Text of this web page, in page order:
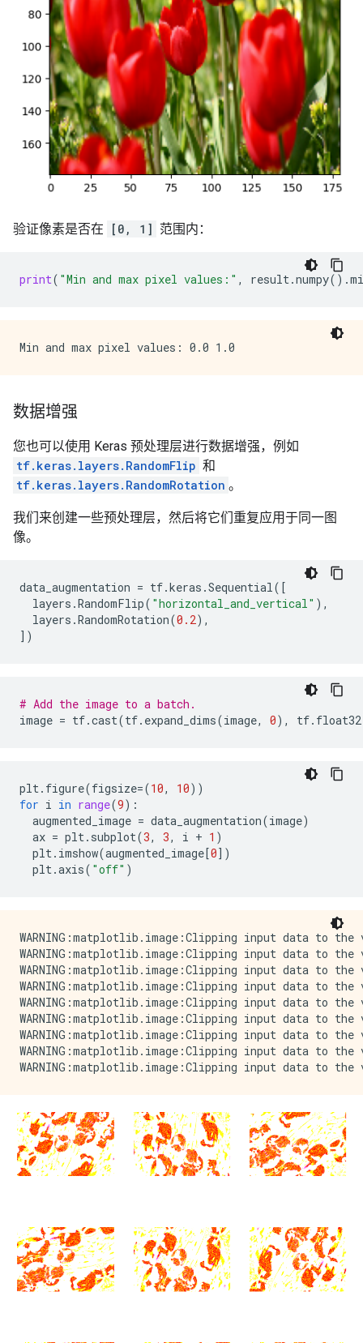
验证像素是否在 [0, 1] 范围内：
print( "Min and max pixel values:" , result .numpy() .
数据增强
您也可以使用 Keras 预处理层进行数据增强，例如
tf.keras.layers.RandomFlip 和
tf.keras.layers.RandomRotation 。
我们来创建一些预处理层，然后将它们重复应用于同一图
像。
data_augmentation = tf.keras .Sequential ([
layers .RandomFlip( "horizontal_and_vertical" ),
layers .RandomRotation(0.2),
])
# Add the image to a batch.
image = tf.cast(tf. expand_dims(image, 0), tf. float32
plt . figure(figsize=(10, 10))
for i in range(9):
augmented_image = data_augmentation(image)
ax = plt . subplot(3, 3, i + 1 )
plt . imshow(augmented_image[0])
plt .axis( "off" )
WARNING:matplotlib.image:Clipping input data to
WARNING:matplotlib.image:Clipping input data to
WARNING:matplotlib.image:Clipping input data to
WARNING:matplotlib.image:Clipping input data to
WARNING:matplotlib.image:Clipping input data to
WARNING:matplotlib.image:Clipping input data to
WARNING:matplotlib.image:Clipping input data to
WARNING:matplotlib.image:Clipping input data to